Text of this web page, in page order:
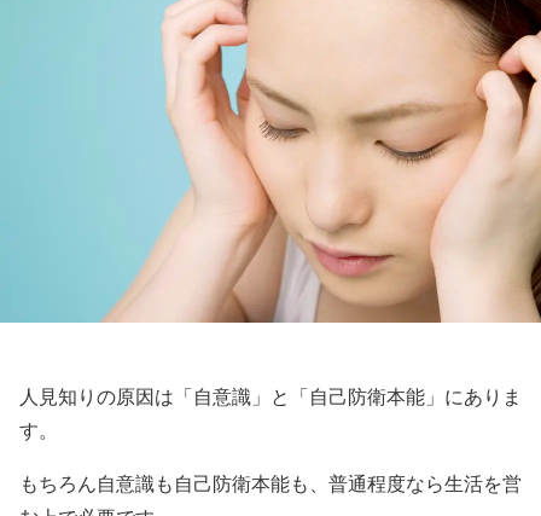
人見知りの原因は「自意識」と「自己防衛本能」にありま
す。
もちろん自意識も自己防衛本能も、普通程度なら生活を営